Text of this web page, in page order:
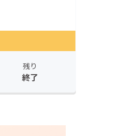
残り
終了